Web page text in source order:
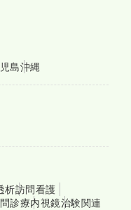
島沖縄
析訪問看護
診療内視鏡治験関連